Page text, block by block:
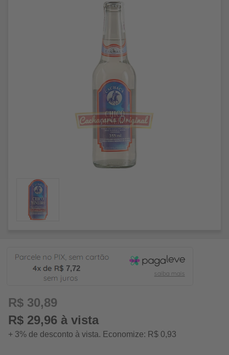
7,72
R$ 30,89
R$ 29,96 à vista
+ 3% de desconto à vista. Economize: R$ 0,93